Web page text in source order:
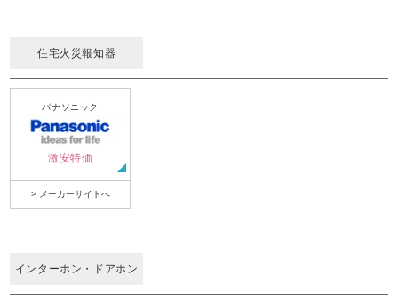
住宅火災報知器
パナソニック
激安特価
> メーカーサイトへ
インターホン・ドアホン